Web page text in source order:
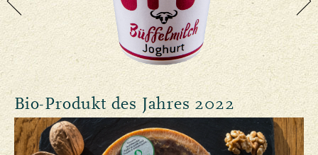
Bio-Produkt des Jahres 2022